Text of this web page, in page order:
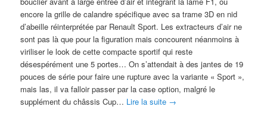
encore la grille de calandre spécifique avec sa trame 3D en nid
d’abeille réinterprétée par Renault Sport. Les extracteurs d’air ne
sont pas là que pour la figuration mais concourent néanmoins à
viriliser le look de cette compacte sportif qui reste
désespérément une 5 portes… On s’attendait à des jantes de 19
pouces de série pour faire une rupture avec la variante « Sport »,
mais las, il va falloir passer par la case option, malgré le
supplément du châssis Cup… Lire la suite →